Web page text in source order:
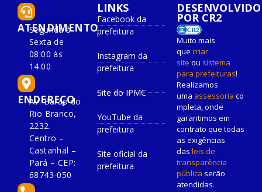
ATENDIMENTO
Segunda à
Sexta de
08:00 às
14:00
ENDEREÇO
Av. Barão do
Rio Branco,
2232.
Centro –
Castanhal –
Pará – CEP:
68743-050
LINKS
Facebook da
prefeitura
Instagram da
prefeitura
Site do IPMC
YouTube da
prefeitura
Site oficial da
prefeitura
DESENVOLVIDO
POR CR2
Muito mais
que criar
site ou sistema
para prefeituras!
Realizamos
uma assessoria co
mpleta, onde
garantimos em
contrato que todas
as exigências
das leis de
transparência
pública serão
atendidas.